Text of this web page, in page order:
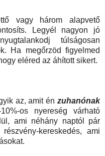
vagy három alapvető
Legyél nagyon jó
túlságosan
Ha megőrzöd figyelmed
eléred az áhított sikert.
az, amit én zuhanónak
os nyereség várható
ami néhány naptól pár
kereskedés, ami